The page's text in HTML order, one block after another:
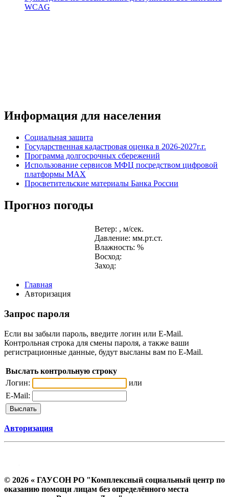
WCAG
Информация для населения
Социальная защита
Государственная кадастровая оценка в 2026-2027г.г.
Программа долгосрочных сбережений
Использование сервисов МФЦ посредством цифровой
платформы MAX
Просветительские материалы Банка России
Прогноз погоды
Ветер: , м/сек.
Давление: мм.рт.ст.
Влажность: %
Восход:
Заход:
Главная
Авторизация
Запрос пароля
Если вы забыли пароль, введите логин или E-Mail.
Контрольная строка для смены пароля, а также ваши
регистрационные данные, будут высланы вам по E-Mail.
Выслать контрольную строку
Логин:
или
E-Mail:
Авторизация
© 2026 « ГАУСОН РО "Комплексный социальный центр по
оказанию помощи лицам без определённого места